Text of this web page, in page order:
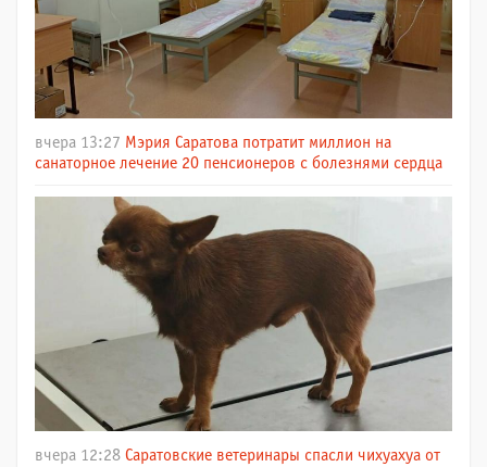
вчера 13:27 Мэрия Саратова потратит миллион на
санаторное лечение 20 пенсионеров с болезнями сердца
вчера 12:28 Саратовские ветеринары спасли чихуахуа от